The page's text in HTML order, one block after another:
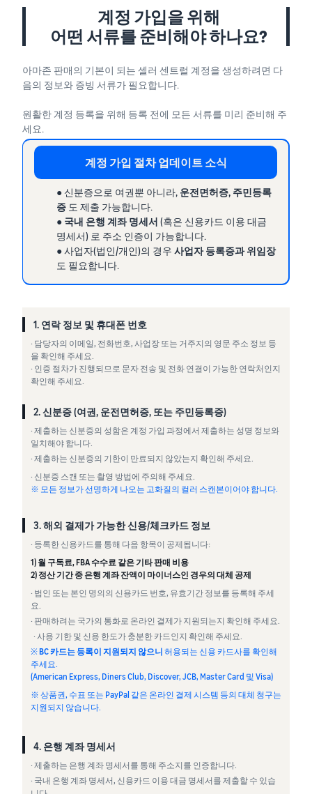
계정 가입을 위해
어떤 서류를 준비해야 하나요?
아마존 판매의 기본이 되는 셀러 센트럴 계정을 생성하려면 다
음의 정보와 증빙 서류가 필요합니다.
원활한 계정 등록을 위해 등록 전에 모든 서류를 미리 준비해 주
세요.
계정 가입 절차 업데이트 소식
● 신분증으로 여권뿐 아니라, 운전면허증, 주민등록
증 도 제출 가능합니다.
● 국내 은행 계좌 명세서 (혹은 신용카드 이용 대금
명세서) 로 주소 인증이 가능합니다.
● 사업자(법인/개인)의 경우 사업자 등록증과 위임장
도 필요합니다.
1. 연락 정보 및 휴대폰 번호
· 담당자의 이메일, 전화번호, 사업장 또는 거주지의 영문 주소 정보 등
을 확인해 주세요.
· 인증 절차가 진행되므로 문자 전송 및 전화 연결이 가능한 연락처인지
확인해 주세요.
2. 신분증 (여권, 운전면허증, 또는 주민등록증)
· 제출하는 신분증의 성함은 계정 가입 과정에서 제출하는 성명 정보와
일치해야 합니다.
· 제출하는 신분증의 기한이 만료되지 않았는지 확인해 주세요.
· 신분증 스캔 또는 촬영 방법에 주의해 주세요.
※ 모든 정보가 선명하게 나오는 고화질의 컬러 스캔본이어야 합니다.
3. 해외 결제가 가능한 신용/체크카드 정보
· 등록한 신용카드를 통해 다음 항목이 공제됩니다:
1) 월 구독료, FBA 수수료 같은 기타 판매 비용
2) 정산 기간 중 은행 계좌 잔액이 마이너스인 경우의 대체 공제
· 법인 또는 본인 명의의 신용카드 번호, 유효기간 정보를 등록해 주세
요.
· 판매하려는 국가의 통화로 온라인 결제가 지원되는지 확인해 주세요.
· 사용 기한 및 신용 한도가 충분한 카드인지 확인해 주세요.
※BC 카드는 등록이 지원되지 않으니 허용되는 신용 카드사를 확인해
주세요.
(American Express, Diners Club, Discover, JCB, Master Card 및 Visa)
※ 상품권, 수표 또는 PayPal 같은 온라인 결제 시스템 등의 대체 청구는
지원되지 않습니다.
4. 은행 계좌 명세서
· 제출하는 은행 계좌 명세서를 통해 주소지를 인증합니다.
· 국내 은행 계좌 명세서, 신용카드 이용 대금 명세서를 제출할 수 있습